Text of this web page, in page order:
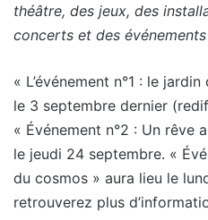
théâtre, des jeux, des
concerts et des
« L’événement n°1 : le
le 3 septembre dernier
« Événement n°2 : Un rêve
le jeudi 24 septembre. «
du cosmos » aura lieu le
retrouverez plus